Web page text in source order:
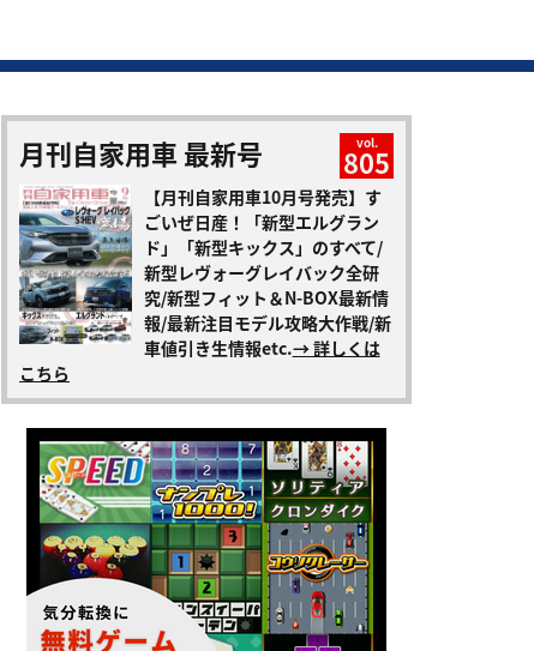
月刊自家用車 最新号 vol.
805
【月刊自家用車10月号発売】す
ごいぜ日産！「新型エルグラン
ド」「新型キックス」のすべて/
新型レヴォーグレイバック全研
究/新型フィット＆N-BOX最新情
報/最新注目モデル攻略大作戦/新
車値引き生情報etc.→ 詳しくは
こちら